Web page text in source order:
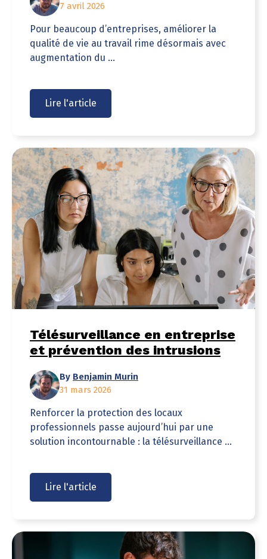
7 avril 2026
Pour beaucoup d’entreprises, améliorer la
qualité de vie au travail rime désormais avec
augmentation du ...
Lire l'article
Télésurveillance en entreprise
et prévention des intrusions
By Benjamin Murin
31 mars 2026
Renforcer la protection des locaux
professionnels passe aujourd’hui par une
solution incontournable : la télésurveillance ...
Lire l'article